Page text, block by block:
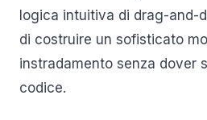
logica intuitiva di drag-and-
di costruire un sofisticato
instradamento senza dover
codice.